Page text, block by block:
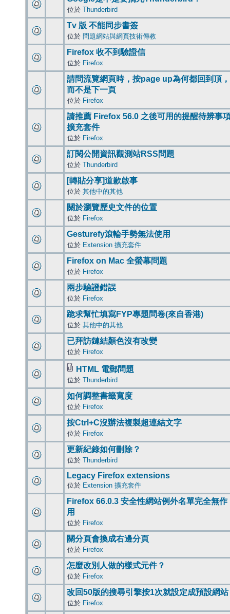
位於 Thunderbird
Tv 版 不能同步書簽
位於 問題網站與網頁技術傳教
Firefox 收不到驗證信
位於 Firefox
請問流覽網頁時，按page up為何都回到頂，
而不是下一頁
位於 Firefox
請推薦 Firefox 56.0 之後可用的提醒待辨事
擴充套件
位於 Firefox
訂閱公開資訊觀測站RSS問題
位於 Thunderbird
[轉貼分享]道歉啟事
位於 其他中的其他
關於瀏覽歷史文件的位置
位於 Firefox
Gesturefy滾輪手勢無法使用
位於 Extension 擴充套件
Firefox on Mac 全螢幕問題
位於 Firefox
兩步驗證錯誤
位於 Firefox
跪求幫忙填寫FYP專題問卷(來自香港)
位於 其他中的其他
已拜訪鏈結顏色沒有改變
位於 Firefox
HTML 電郵問題
位於 Thunderbird
如何調整書籤寬度
位於 Firefox
按Ctrl+C沒辦法複製超連結文字
位於 Firefox
更新紀錄如何刪除？
位於 Thunderbird
Legacy Firefox extensions
位於 Extension 擴充套件
Firefox 66.0.3 安全性網站例外名單完全無作
用
位於 Firefox
關分頁會換成右邊分頁
位於 Firefox
怎麼改別人做的樣式元件？
位於 Firefox
改回50版的搜尋引擎按1次就設定成預設網站
位於 Firefox